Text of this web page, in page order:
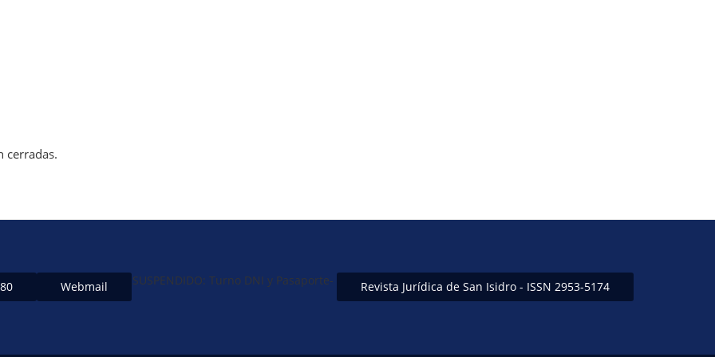
cerradas.
Webmail SUSPENDIDO: Turno DNI y Pasaporte- Revista Jurídica de San Isidro - ISSN 2953-5174